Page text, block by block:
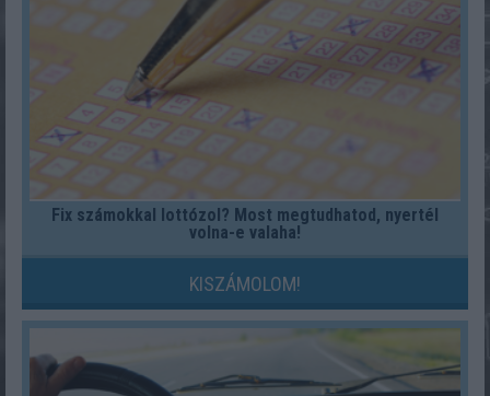
Fix számokkal lottózol? Most megtudhatod, nyertél
volna-e valaha!
KISZÁMOLOM!